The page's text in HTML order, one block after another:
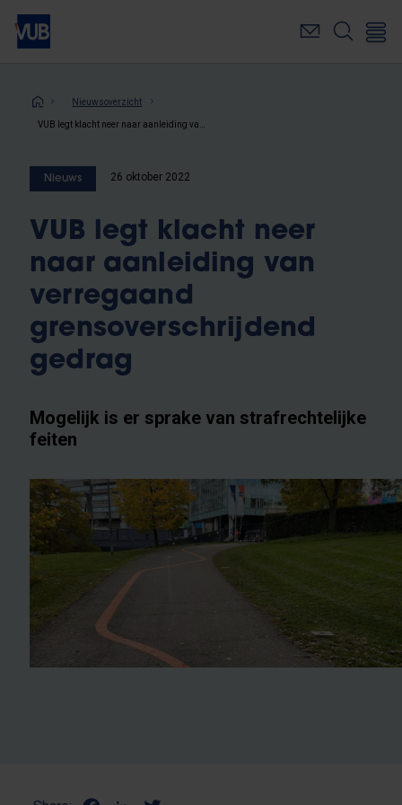
Overslaan
naar
inhoudKruimelpad
Nieuwsoverzicht
Nieuws 26 oktober 2022
VUB legt klacht neer
naar aanleiding van
verregaand
grensoverschrijdend
gedrag
Mogelijk is er sprake van strafrechtelijke
feiten